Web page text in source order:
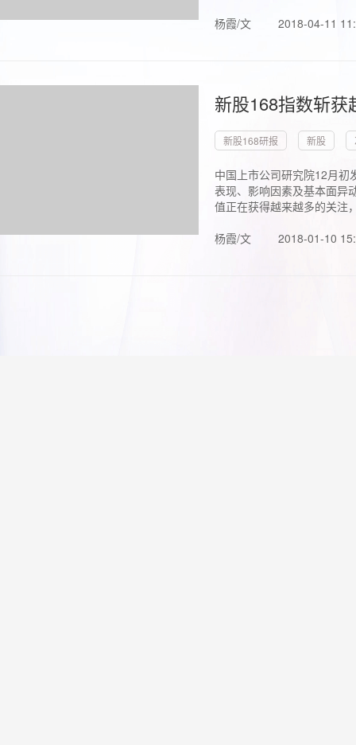
杨霞/文
2018-04-11
新股168指数斩
新股168研报 新股
中国上市公司研究院12月初
表现、影响因素及基本面异
值正在获得越来越多的关注
杨霞/文
2018-01-10